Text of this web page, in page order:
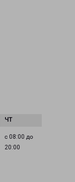
с 08:00 до
20:00